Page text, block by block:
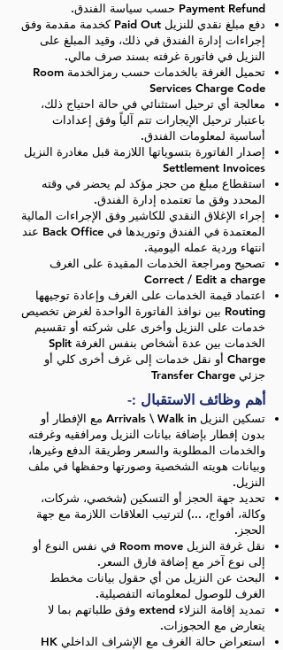
Payment Refund حسب سياسة الفندق.
دفع مبلغ نقدي للنزيل Paid Out كخدمة مقدمة وفق
إجراءات إدارة الفندق في ذلك، وقيد المبلغ على
النزيل في فاتورة غرفته بسند صرف مالي.
تحميل الغرفة بالخدمات حسب رمزالخدمة Room
Services Charge Code
معالجة أي ترحيل استثنائي في حالة احتياج ذلك،
باعتبار ترحيل الإيجارات تتم آلياً وفق إعدادات
أساسية لمعلومات الفندق.
إصدار الفاتورة بتسوياتها اللازمة قبل مغادرة النزيل
Settlement Invoices
استقطاع مبلغ من حجز مؤكد لم يحضر في وقته
المحدد وفق ما تعتمده إدارة الفندق.
إجراء الإغلاق النقدي للكاشير وفق الإجراءات المالية
المعتمدة في الفندق وتوريدها في Back Office عند
انتهاء وردية عمله اليومية.
تصحيح ومراجعة الخدمات المقيدة على الغرف
Correct / Edit a charge
اعتماد قيمة الخدمات على الغرف وإعادة توجيهها
Routing بين نوافذ الفاتورة الواحدة لغرض تخصيص
خدمات على النزيل وأخرى على شركته أو تقسيم
الخدمات بين عدة أشخاص بنفس الغرفة Split
Charge أو نقل خدمات إلى غرف أخرى كلي أو
جزئي Transfer Charge
أهم وظائف الاستقبال :-
تسكين النزيل Arrivals \ Walk in مع الإفطار أو
بدون إفطار بإضافة بيانات النزيل ومرافقيه وغرفته
والخدمات المطلوبة والسعر وطريقة الدفع وغيرها،
وبيانات هويته الشخصية وصورتها وحفظها في ملف
النزيل.
تحديد جهة الحجز أو التسكين (شخصي، شركات،
وكالة، أفواج، ...) لترتيب العلاقات اللازمة مع جهة
الحجز.
نقل غرفة النزيل Room move في نفس النوع أو
إلى نوع آخر مع إضافة فارق السعر.
البحث عن النزيل من أي حقول بيانات مخطط
الغرف للوصول لمعلوماته التفصيلية.
تمديد إقامة النزلاء extend وفق طلباتهم بما لا
يتعارض مع الحجوزات.
استعراض حالة الغرف مع الإشراف الداخلي HK